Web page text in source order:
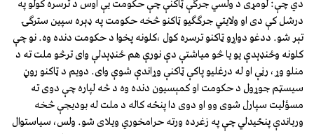
دي چې: لومړى د ولسي جرګې ټاکنې چې حکومت يې اوس د ترسره کولو په
درشل کې دى او ولايتي جرګګيو ټاکنو څخه حکومت په ډېره سپين سترګۍ
تېر شو. ددغو دواړو ټاکنو ترسره کول ،کلونه پخوا د حکومت دنده وه. نو چې
کلونه وځنډېدې يو يا څو مياشتې دې نورې هم ځنډېدلې واى ترڅو ملت ته د
منلو وړ، رڼې او له درغليو پاکې ټاکنې وړاندې شوې واى. دويم د ټاکنو روڼ
سيسټم جوړول د حکومت او کمېسيون دنده وه د څه لپاره چې دوی ته
مسؤليت سپارل شوى وو او دوى دا پنځه کاله د ملت له بوديجې څخه
ورباندې پنځيدلي چې په زغرده ورته حرامخوري ويلاى شو. ولس، سياستوال